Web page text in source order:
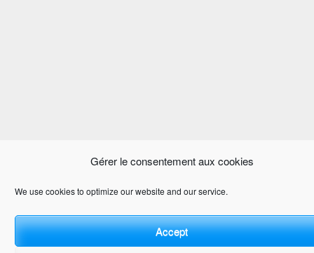
Gérer le consentement aux cookies
We use cookies to optimize our website and our service.
Accept